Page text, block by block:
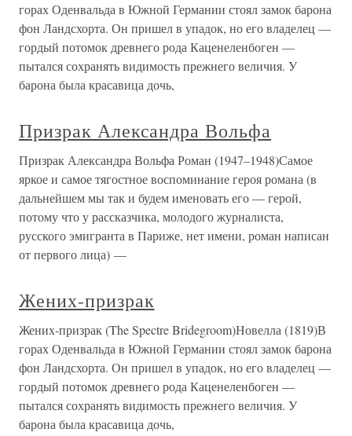
горах Оденвальда в Южной Германии стоял замок барона
фон Ландсхорта. Он пришел в упадок, но его владелец —
гордый потомок древнего рода Каценеленбоген —
пытался сохранять видимость прежнего величия. У
барона была красавица дочь,
Призрак Александра Вольфа
Призрак Александра Вольфа Роман (1947–1948)Самое
яркое и самое тягостное воспоминание героя романа (в
дальнейшем мы так и будем именовать его — герой,
потому что у рассказчика, молодого журналиста,
русского эмигранта в Париже, нет имени, роман написан
от первого лица) —
Жених-призрак
Жених-призрак (The Spectre Bridegroom)Новелла (1819)В
горах Оденвальда в Южной Германии стоял замок барона
фон Ландсхорта. Он пришел в упадок, но его владелец —
гордый потомок древнего рода Каценеленбоген —
пытался сохранять видимость прежнего величия. У
барона была красавица дочь,